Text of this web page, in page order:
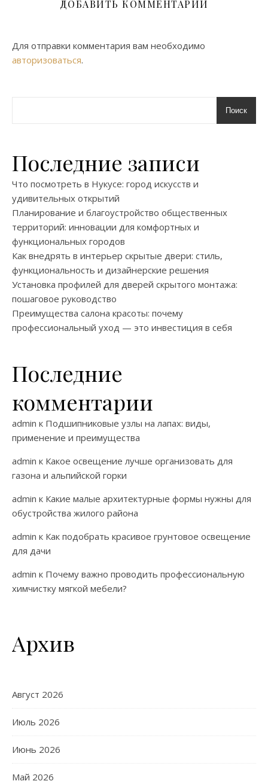
ДОБАВИТЬ КОММЕНТАРИЙ
Для отправки комментария вам необходимо
авторизоваться.
Поиск
Последние записи
Что посмотреть в Нукусе: город искусств и
удивительных открытий
Планирование и благоустройство общественных
территорий: инновации для комфортных и
функциональных городов
Как внедрять в интерьер скрытые двери: стиль,
функциональность и дизайнерские решения
Установка профилей для дверей скрытого монтажа:
пошаговое руководство
Преимущества салона красоты: почему
профессиональный уход — это инвестиция в себя
Последние
комментарии
admin к Подшипниковые узлы на лапах: виды,
применение и преимущества
admin к Какое освещение лучше организовать для
газона и альпийской горки
admin к Какие малые архитектурные формы нужны для
обустройства жилого района
admin к Как подобрать красивое грунтовое освещение
для дачи
admin к Почему важно проводить профессиональную
химчистку мягкой мебели?
Архив
Август 2026
Июль 2026
Июнь 2026
Май 2026